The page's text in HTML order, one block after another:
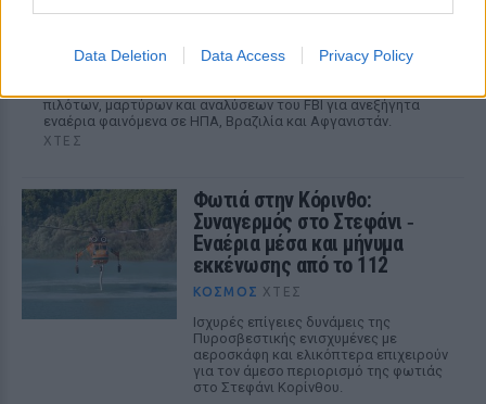
Data Deletion Data Access Privacy Policy
μέτρων και μεταλλική σφαίρα με ανθρώπινο
σώμα στα νέα αποχαρακτηρισμένα έγγραφα
πιλότων, μαρτύρων και αναλύσεων του FBI για ανεξήγητα
εναέρια φαινόμενα σε ΗΠΑ, Βραζιλία και Αφγανιστάν.
ΧΤΕΣ
Φωτιά στην Κόρινθο:
Συναγερμός στο Στεφάνι ‑
Εναέρια μέσα και μήνυμα
εκκένωσης από το 112
ΚΌΣΜΟΣ ΧΤΕΣ
Ισχυρές επίγειες δυνάμεις της
Πυροσβεστικής ενισχυμένες με
αεροσκάφη και ελικόπτερα επιχειρούν
για τον άμεσο περιορισμό της φωτιάς
στο Στεφάνι Κορίνθου.